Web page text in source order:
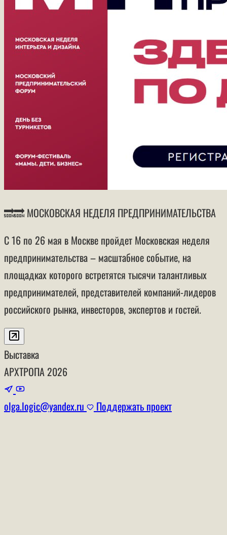
🔜🔜 МОСКОВСКАЯ НЕДЕЛЯ ПРЕДПРИНИМАТЕЛЬСТВА
С 16 по 26 мая в Москве пройдет Московская неделя
предпринимательства – масштабное событие, на
площадках которого встретятся тысячи талантливых
предпринимателей, представителей компаний-лидеров
российского рынка, инвесторов, экспертов и гостей.
Выставка
АРХТРОПА 2026
olga.logic@yandex.ru Поддержать проект